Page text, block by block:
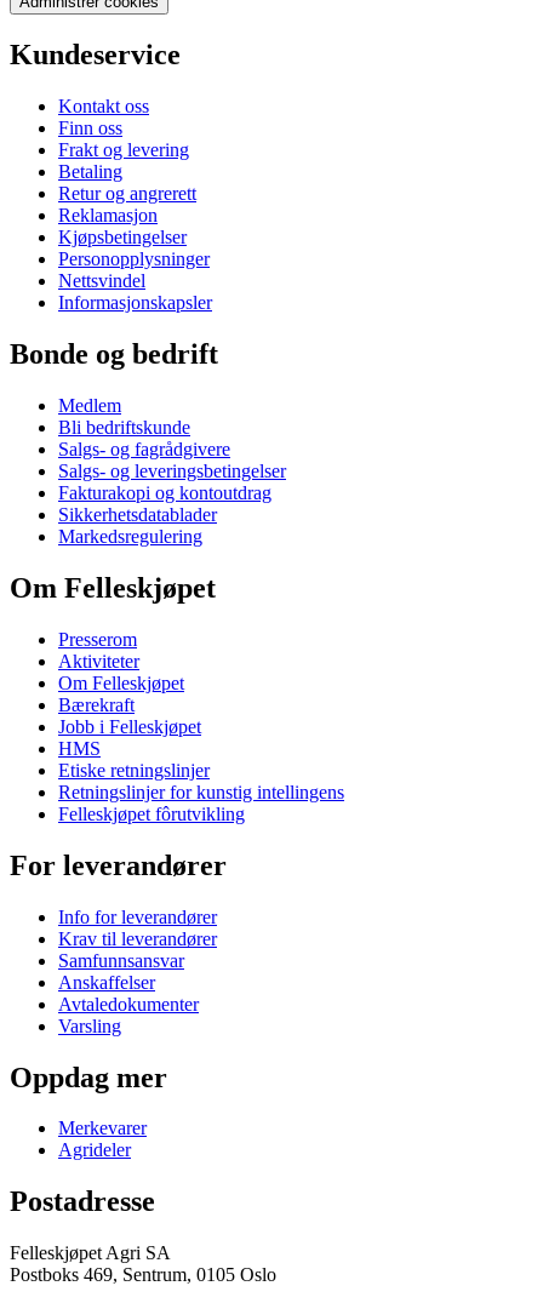
Kundeservice
Kontakt oss
Finn oss
Frakt og levering
Betaling
Retur og angrerett
Reklamasjon
Kjøpsbetingelser
Personopplysninger
Nettsvindel
Informasjonskapsler
Bonde og bedrift
Medlem
Bli bedriftskunde
Salgs- og fagrådgivere
Salgs- og leveringsbetingelser
Fakturakopi og kontoutdrag
Sikkerhetsdatablader
Markedsregulering
Om Felleskjøpet
Presserom
Aktiviteter
Om Felleskjøpet
Bærekraft
Jobb i Felleskjøpet
HMS
Etiske retningslinjer
Retningslinjer for kunstig intellingens
Felleskjøpet fôrutvikling
For leverandører
Info for leverandører
Krav til leverandører
Samfunnsansvar
Anskaffelser
Avtaledokumenter
Varsling
Oppdag mer
Merkevarer
Agrideler
Postadresse
Felleskjøpet Agri SA
Postboks 469, Sentrum, 0105 Oslo